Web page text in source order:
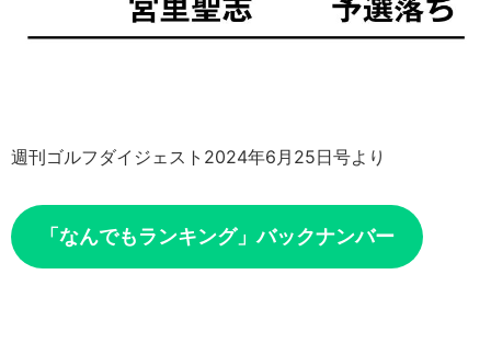
週刊ゴルフダイジェスト2024年6月25日号より
「なんでもランキング」バックナンバー